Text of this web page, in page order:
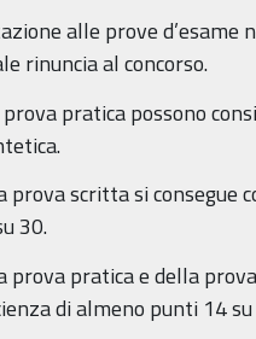
alle prove d’esame
rinuncia al concorso.
pratica possono
scritta si consegue
30.
pratica e della
di almeno punti 14